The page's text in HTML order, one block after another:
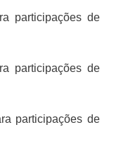
participações de
participações de
participações de